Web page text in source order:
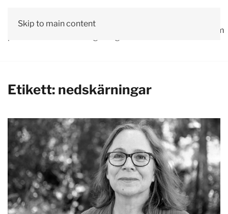
Skip to main content
Vår
Debatt
OmLäs våra
Valprogram
Etikett: nedskärningar